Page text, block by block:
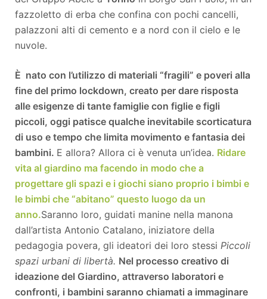
fazzoletto di erba che confina con pochi cancelli,
palazzoni alti di cemento e a nord con il cielo e le
nuvole.
È nato con l’utilizzo di materiali “fragili” e poveri alla
fine del primo lockdown, creato per dare risposta
alle esigenze di tante famiglie con figlie e figli
piccoli, oggi patisce qualche inevitabile scorticatura
di uso e tempo che limita movimento e fantasia dei
bambini. E allora? Allora ci è venuta un’idea. Ridare
vita al giardino ma facendo in modo che a
progettare gli spazi e i giochi siano proprio i bimbi e
le bimbi che “abitano” questo luogo da un
anno.Saranno loro, guidati manine nella manona
dall’artista Antonio Catalano, iniziatore della
pedagogia povera, gli ideatori dei loro stessi Piccoli
spazi urbani di libertà. Nel processo creativo di
ideazione del Giardino, attraverso laboratori e
confronti, i bambini saranno chiamati a immaginare